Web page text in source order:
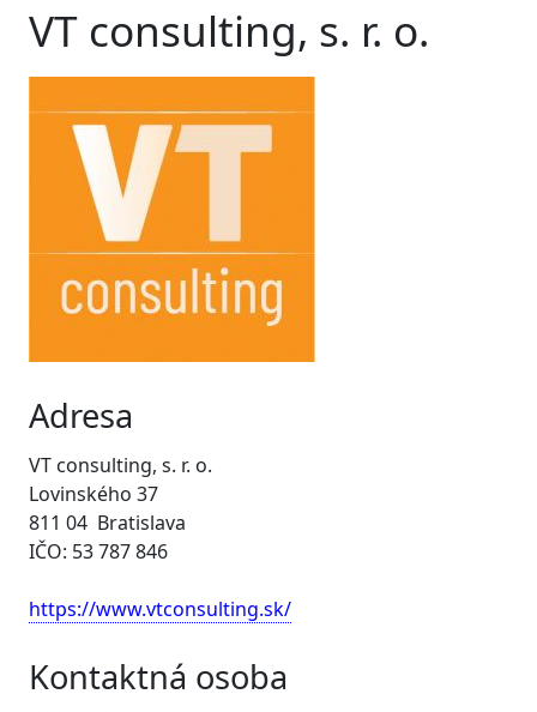
VT consulting, s. r. o.
Adresa
VT consulting, s. r. o.
Lovinského 37
811 04 Bratislava
IČO: 53 787 846
https://www.vtconsulting.sk/
Kontaktná osoba